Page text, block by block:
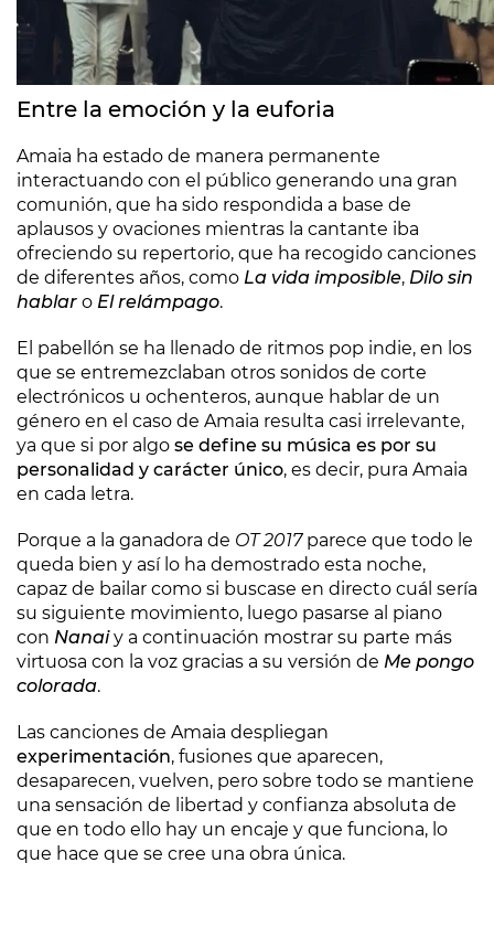
Entre la emoción y la euforia
Amaia ha estado de manera permanente
interactuando con el público generando una gran
comunión, que ha sido respondida a base de
aplausos y ovaciones mientras la cantante iba
ofreciendo su repertorio, que ha recogido canciones
de diferentes años, como La vida imposible, Dilo sin
hablar o El relámpago.
El pabellón se ha llenado de ritmos pop indie, en los
que se entremezclaban otros sonidos de corte
electrónicos u ochenteros, aunque hablar de un
género en el caso de Amaia resulta casi irrelevante,
ya que si por algo se define su música es por su
personalidad y carácter único, es decir, pura Amaia
en cada letra.
Porque a la ganadora de OT 2017parece que todo le
queda bien y así lo ha demostrado esta noche,
capaz de bailar como si buscase en directo cuál sería
su siguiente movimiento, luego pasarse al piano
con Nanaiy a continuación mostrar su parte más
virtuosa con la voz gracias a su versión de Me pongo
colorada.
Las canciones de Amaia despliegan
experimentación, fusiones que aparecen,
desaparecen, vuelven, pero sobre todo se mantiene
una sensación de libertad y confianza absoluta de
que en todo ello hay un encaje y que funciona, lo
que hace que se cree una obra única.